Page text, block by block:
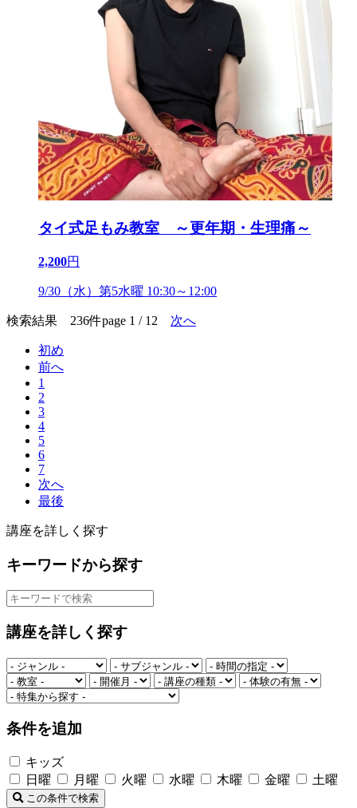
タイ式足もみ教室 ～更年期・生理痛～
2,200円
9/30（水）第5水曜 10:30～12:00
検索結果 236件page 1 / 12 次へ
初め
前へ
1
2
3
4
5
6
7
次へ
最後
講座を詳しく探す
キーワードから探す
講座を詳しく探す
条件を追加
キッズ
日曜
月曜 火曜 水曜 木曜 金曜 土曜
この条件で検索